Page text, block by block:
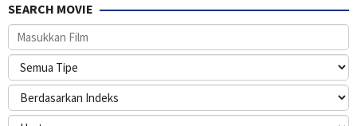
SEARCH MOVIE